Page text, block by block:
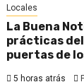
Locales
La Buena
prácticas
puertas de
5 horas atrás